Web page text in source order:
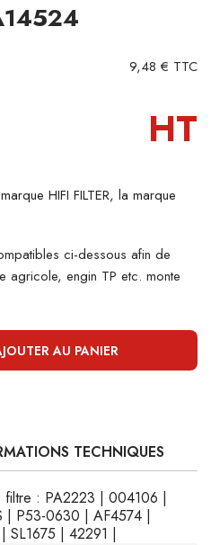
9,48 € TTC
HT
HIFI FILTER, la marque
ci-dessous afin de
agricole, engin TP etc. monte
AU PANIER
TECHNIQUES
filtre : PA2223 | 004106 |
P53-0630 | AF4574 |
SL1675 | 42291 |